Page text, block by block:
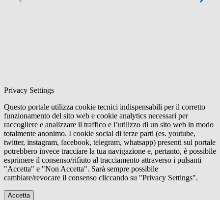
Privacy Settings
Questo portale utilizza cookie tecnici indispensabili per il corretto
funzionamento del sito web e cookie analytics necessari per
raccogliere e analizzare il traffico e l’utilizzo di un sito web in modo
totalmente anonimo. I cookie social di terze parti (es. youtube,
twitter, instagram, facebook, telegram, whatsapp) presenti sul portale
potrebbero invece tracciare la tua navigazione e, pertanto, è possibile
esprimere il consenso/rifiuto al tracciamento attraverso i pulsanti
"Accetta" e "Non Accetta". Sarà sempre possibile
cambiare/revocare il consenso cliccando su "Privacy Settings".
Accetta